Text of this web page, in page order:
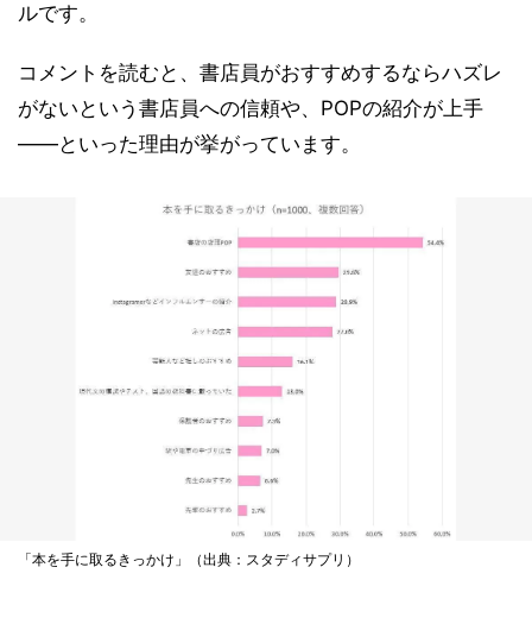
ルです。
コメントを読むと、書店員がおすすめするならハズレ
がないという書店員への信頼や、POPの紹介が上手
――といった理由が挙がっています。
「本を手に取るきっかけ」（出典：スタディサプリ）